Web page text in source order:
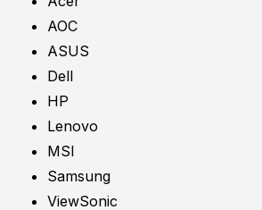
AOC
ASUS
Dell
HP
Lenovo
MSI
Samsung
ViewSonic